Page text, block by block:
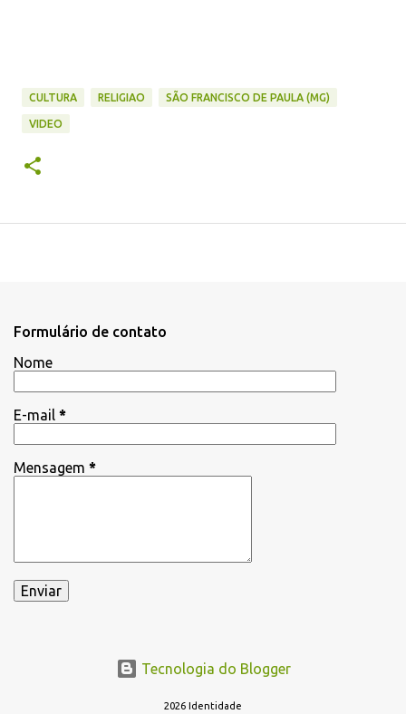
CULTURA RELIGIAO SÃO FRANCISCO DE PAULA (MG)
VIDEO
Formulário de contato
Nome
E-mail *
Mensagem *
Tecnologia do Blogger
2026 Identidade